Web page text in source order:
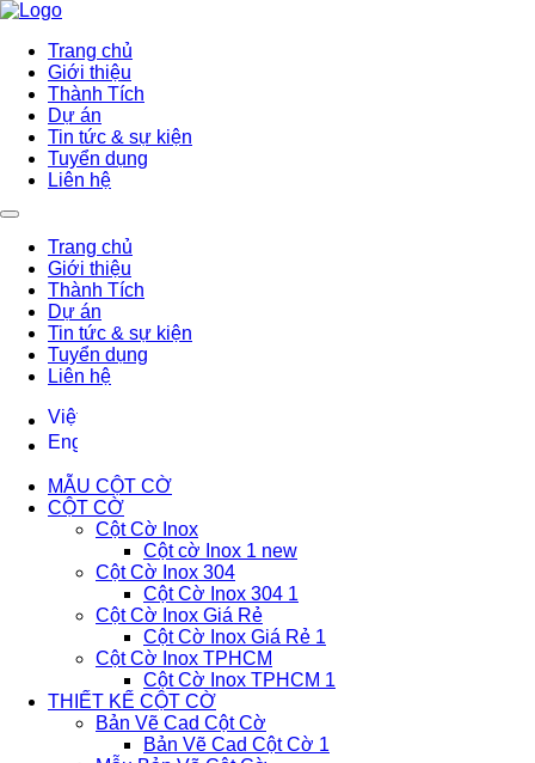
Trang chủ
Giới thiệu
Thành Tích
Dự án
Tin tức & sự kiện
Tuyển dụng
Liên hệ
Trang chủ
Giới thiệu
Thành Tích
Dự án
Tin tức & sự kiện
Tuyển dụng
Liên hệ
MẪU CỘT CỜ
CỘT CỜ
Cột Cờ Inox
Cột cờ Inox 1 new
Cột Cờ Inox 304
Cột Cờ Inox 304 1
Cột Cờ Inox Giá Rẻ
Cột Cờ Inox Giá Rẻ 1
Cột Cờ Inox TPHCM
Cột Cờ Inox TPHCM 1
THIẾT KẾ CỘT CỜ
Bản Vẽ Cad Cột Cờ
Bản Vẽ Cad Cột Cờ 1